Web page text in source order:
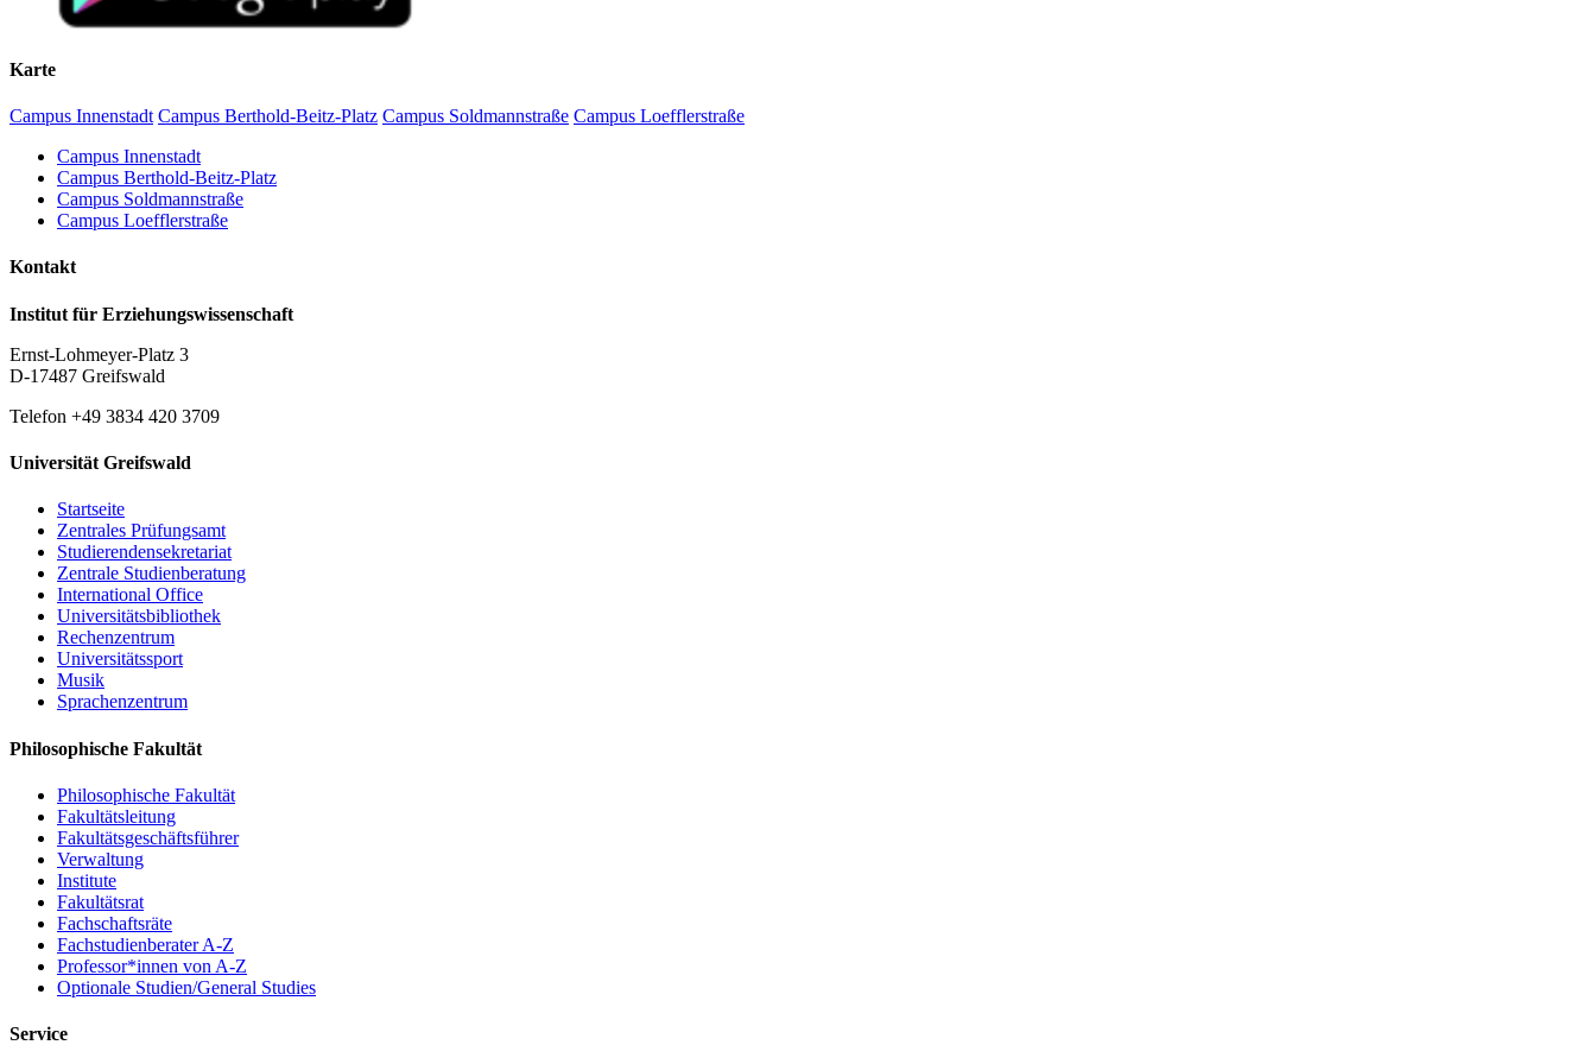
Karte
Campus Innenstadt Campus Berthold-Beitz-Platz Campus Soldmannstraße Campus Loefflerstraße
Campus Innenstadt
Campus Berthold-Beitz-Platz
Campus Soldmannstraße
Campus Loefflerstraße
Kontakt
Institut für Erziehungswissenschaft
Ernst-Lohmeyer-Platz 3
D-17487 Greifswald
Telefon +49 3834 420 3709
Universität Greifswald
Startseite
Zentrales Prüfungsamt
Studierendensekretariat
Zentrale Studienberatung
International Office
Universitätsbibliothek
Rechenzentrum
Universitätssport
Musik
Sprachenzentrum
Philosophische Fakultät
Philosophische Fakultät
Fakultätsleitung
Fakultätsgeschäftsführer
Verwaltung
Institute
Fakultätsrat
Fachschaftsräte
Fachstudienberater A-Z
Professor*innen von A-Z
Optionale Studien/General Studies
Service